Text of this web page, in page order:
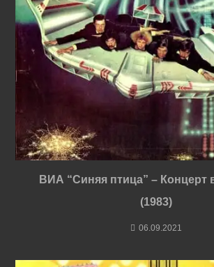
ВИА “Синяя птица” – Концерт
(1983)
06.09.2021